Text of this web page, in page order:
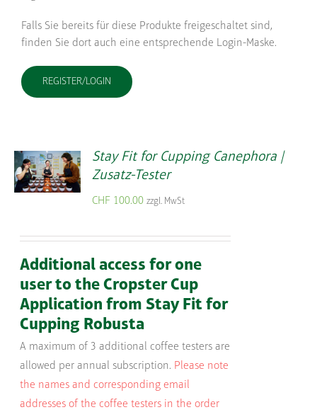
Falls Sie bereits für diese Produkte freigeschaltet sind,
finden Sie dort auch eine entsprechende Login-Maske.
REGISTER/LOGIN
Stay Fit for Cupping Canephora |
Zusatz-Tester
CHF 100.00 zzgl. MwSt
Additional access for one
user to the Cropster Cup
Application from Stay Fit for
Cupping Robusta
A maximum of 3 additional coffee testers are
allowed per annual subscription. Please note
the names and corresponding email
addresses of the coffee testers in the order